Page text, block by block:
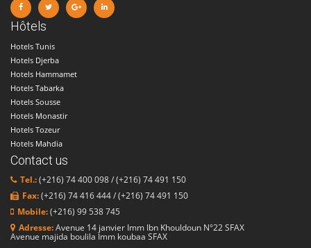
Hôtels
Hotels Tunis
Hotels Djerba
Hotels Hammamet
Hotels Tabarka
Hotels Sousse
Hotels Monastir
Hotels Tozeur
Hotels Mahdia
Contact us
Tel.:(+216) 74 400 098 / (+216) 74 491 150
Fax:(+216) 74 416 444 / (+216) 74 491 150
Mobile:(+216) 99 538 745
Adresse:Avenue 14 janvier Imm Ibn Khouldoun N°22 SFAX
Avenue majida boulila Imm koubaa SFAX